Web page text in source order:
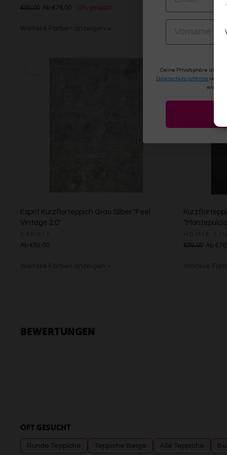
€89,00 Ab €76,00 15% gespart
Weitere
Esprit Kurzflorteppich Grau Silber "Feel
Vintage 2.0"
Ab €89,00
€89,00 Ab
BEWERTUNGEN
OFT GESUCHT
Runde Teppiche Teppiche Beige Alle Teppiche
VORNAME
Deine Privatsphäre ist uns
Datenschutzrichtlinie